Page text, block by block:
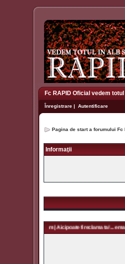
Fc RAPID Oficial vedem
Înregistrare | Autentificare
Pagina de start a forumului
Informaţii
| Aici poate fi reclama ta! ...